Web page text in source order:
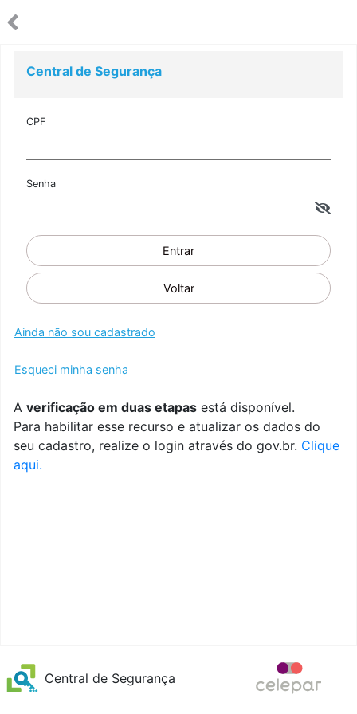
Central de Segurança
CPF
Senha
Entrar
Voltar
Ainda não sou cadastrado
Esqueci minha senha
A verificação em duas etapas está disponível.
Para habilitar esse recurso e atualizar os dados do
seu cadastro, realize o login através do gov.br. Clique
aqui.
Central de Segurança